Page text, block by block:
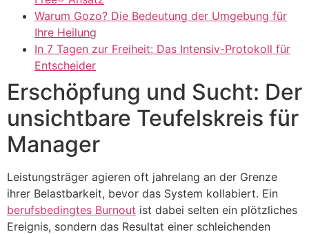
Warum Gozo? Die Bedeutung der Umgebung für
Ihre Heilung
In 7 Tagen zur Freiheit: Das Intensiv-Protokoll für
Entscheider
Erschöpfung und Sucht: Der
unsichtbare Teufelskreis für
Manager
Leistungsträger agieren oft jahrelang an der Grenze
ihrer Belastbarkeit, bevor das System kollabiert. Ein
berufsbedingtes Burnout ist dabei selten ein plötzliches
Ereignis, sondern das Resultat einer schleichenden